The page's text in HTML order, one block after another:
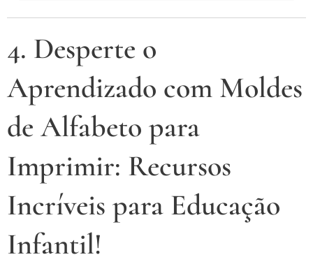
4. Desperte o
Aprendizado com Moldes
de Alfabeto para
Imprimir: Recursos
Incríveis para Educação
Infantil!